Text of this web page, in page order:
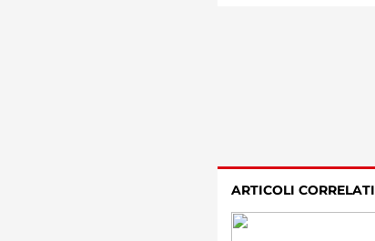
ARTICOLI CORRELATI